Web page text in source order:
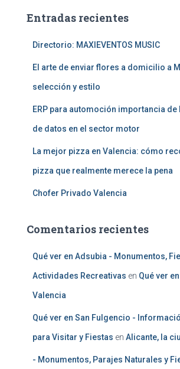
r
Entradas recientes
Directorio: MAXIEVENTOS MUSIC
El arte de enviar flores a domicilio a
selección y estilo
ERP para automoción importancia
de datos en el sector motor
La mejor pizza en Valencia: cómo
pizza que realmente merece la pena
Chofer Privado Valencia
Comentarios recientes
Qué ver en Adsubia - Monumentos,
Actividades Recreativas en Qué ver
Valencia
Qué ver en San Fulgencio -
para Visitar y Fiestas en Alicante, la
- Monumentos, Parajes Naturales y